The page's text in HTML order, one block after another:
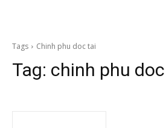
Tags Chinh phu doc tai
Tag: chinh phu